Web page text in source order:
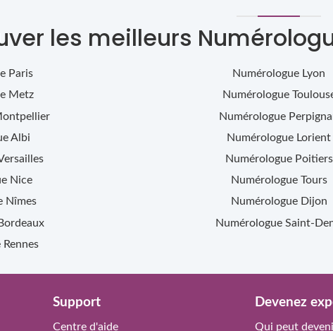
les meilleurs
Paris Numérologue Lyon
Metz Numérologue
Numérologue
Albi Numérologue Lorient
Numérologue Poitiers
Nice Numérologue Tours
Nîmes Numérologue Dijon
Numérologue Saint-
Rennes
Support
Centre d'aide
Devenez
Qui peut